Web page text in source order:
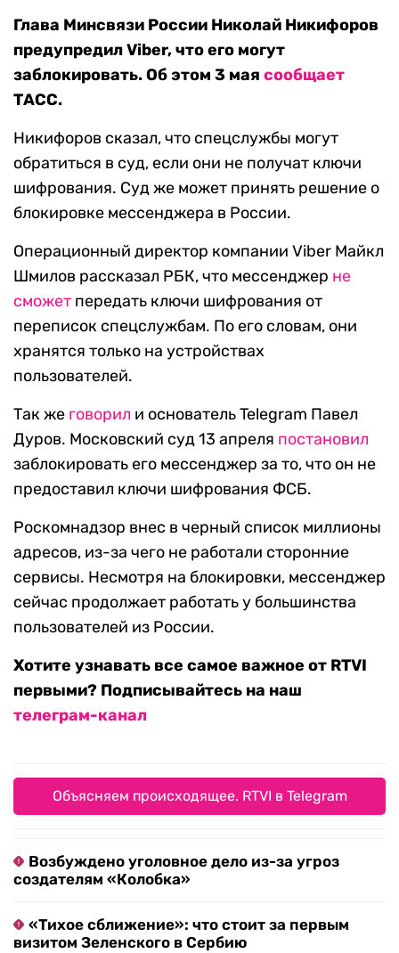
Глава Минсвязи России Николай Никифоров
предупредил Viber, что его могут
заблокировать. Об этом 3 мая сообщает
ТАСС.
Никифоров сказал, что спецслужбы могут
обратиться в суд, если они не получат ключи
шифрования. Суд же может принять решение о
блокировке мессенджера в России.
Операционный директор компании Viber Майкл
Шмилов рассказал РБК, что мессенджер не
сможет передать ключи шифрования от
переписок спецслужбам. По его словам, они
хранятся только на устройствах
пользователей.
Так же говорил и основатель Telegram Павел
Дуров. Московский суд 13 апреля постановил
заблокировать его мессенджер за то, что он не
предоставил ключи шифрования ФСБ.
Роскомнадзор внес в черный список миллионы
адресов, из-за чего не работали сторонние
сервисы. Несмотря на блокировки, мессенджер
сейчас продолжает работать у большинства
пользователей из России.
Хотите узнавать все самое важное от RTVI
первыми? Подписывайтесь на наш
телеграм-канал
Объясняем происходящее. RTVI в Telegram
Возбуждено уголовное дело из-за угроз
создателям «Колобка»
«Тихое сближение»: что стоит за первым
визитом Зеленского в Сербию